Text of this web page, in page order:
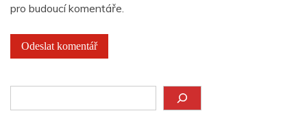
pro budoucí komentáře.